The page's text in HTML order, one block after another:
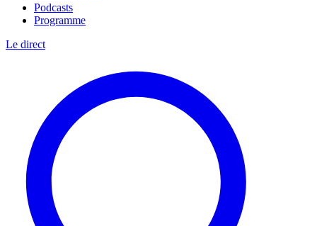
Podcasts
Programme
Le direct